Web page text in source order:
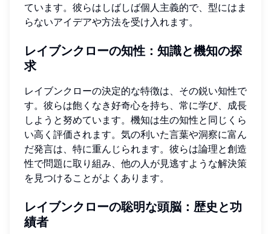
ています。彼らはしばしば個人主義的で、型にはま
らないアイデアや方法を受け入れます。
レイブンクローの知性：知識と機知の探
求
レイブンクローの決定的な特徴は、その鋭い知性で
す。彼らは飽くなき好奇心を持ち、常に学び、成長
しようと努めています。機知は生の知性と同じくら
い高く評価されます。気の利いた言葉や洞察に富ん
だ発言は、特に重んじられます。彼らは論理と創造
性で問題に取り組み、他の人が見逃すような解決策
を見つけることがよくあります。
レイブンクローの聡明な頭脳：歴史と功
績者